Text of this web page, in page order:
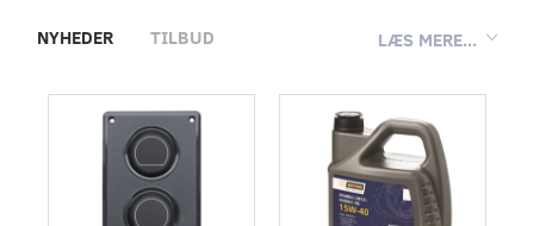
LÆS MERE...
NYHEDER TILBUD